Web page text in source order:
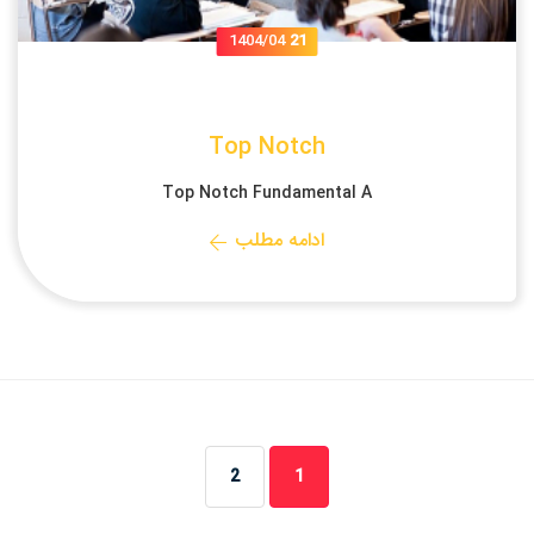
21
1404/04
Top Notch
Top Notch Fundamental A
ادامه مطلب
1
2